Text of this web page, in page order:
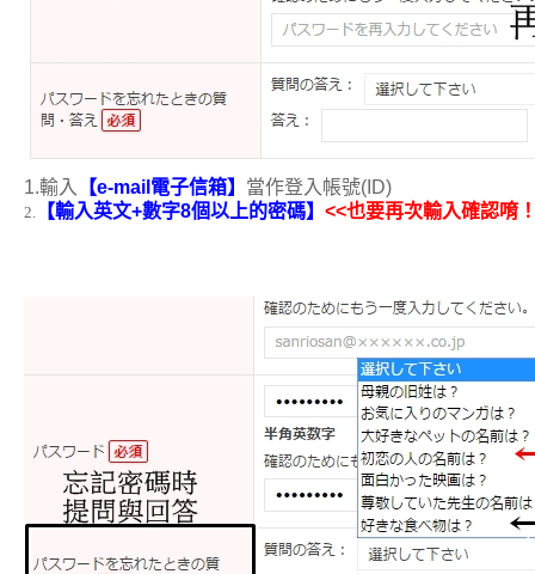
1.輸入 【e-mail電子信箱】 當作登入帳號(ID)
2. 【輸入英文+數字8個以上的密碼】 <<也要再次輸入確認唷